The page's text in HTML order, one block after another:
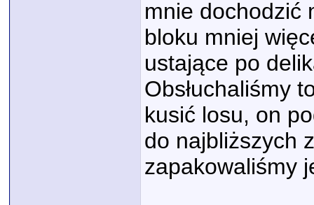
mnie dochodzić
bloku mniej
ustające po
Obsłuchaliśmy
kusić losu, on
do najbliższych
zapakowaliśmy